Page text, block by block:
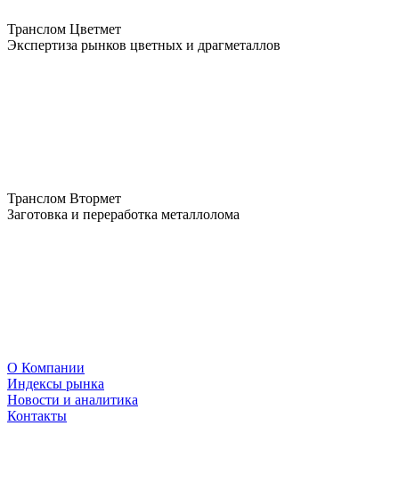
Транслом Цветмет
Экспертиза рынков цветных и драгметаллов
Транслом Втормет
Заготовка и переработка металлолома
О Компании
Индексы рынка
Новости и аналитика
Контакты